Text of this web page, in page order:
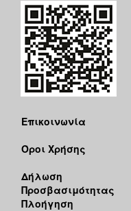
Επικοινωνία
Όροι Χρήσης
Δήλωση
Προσβασιμότητας
Πλοήγηση